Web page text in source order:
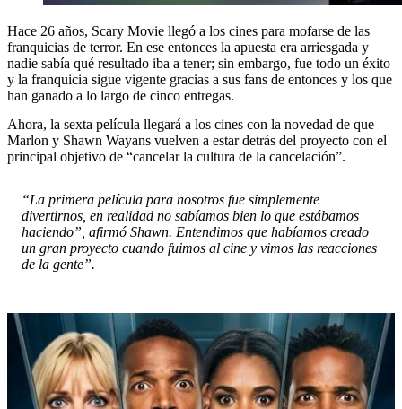
Hace 26 años, Scary Movie llegó a los cines para mofarse de las
franquicias de terror. En ese entonces la apuesta era arriesgada y
nadie sabía qué resultado iba a tener; sin embargo, fue todo un éxito
y la franquicia sigue vigente gracias a sus fans de entonces y los que
han ganado a lo largo de cinco entregas.
Ahora, la sexta película llegará a los cines con la novedad de que
Marlon y Shawn Wayans vuelven a estar detrás del proyecto con el
principal objetivo de “cancelar la cultura de la cancelación”.
“La primera película para nosotros fue simplemente
divertirnos, en realidad no sabíamos bien lo que estábamos
haciendo”, afirmó Shawn. Entendimos que habíamos creado
un gran proyecto cuando fuimos al cine y vimos las reacciones
de la gente”.